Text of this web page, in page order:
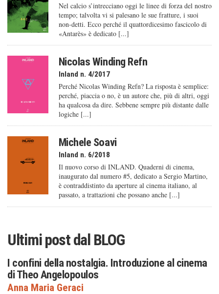
Nel calcio s’intrecciano oggi le linee di forza del nostro
tempo; talvolta vi si palesano le sue fratture, i suoi
non-detti. Ecco perché il quattordicesimo fascicolo di
«Antarès» è dedicato [...]
Nicolas Winding Refn
Inland n. 4/2017
Perché Nicolas Winding Refn? La risposta è semplice:
perché, piaccia o no, è un autore che, più di altri, oggi
ha qualcosa da dire. Sebbene sempre più distante dalle
logiche [...]
Michele Soavi
Inland n. 6/2018
Il nuovo corso di INLAND. Quaderni di cinema,
inaugurato dal numero #5, dedicato a Sergio Martino,
è contraddistinto da aperture al cinema italiano, al
passato, a trattazioni che possano anche [...]
Ultimi post dalBLOG
I confini della nostalgia. Introduzione al cinema
di Theo Angelopoulos
Anna Maria Geraci